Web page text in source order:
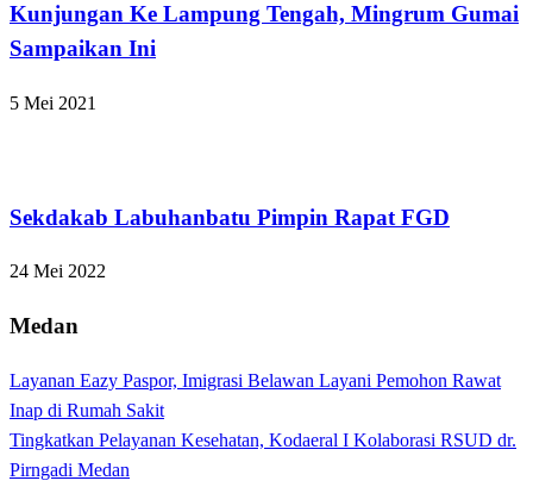
Kunjungan Ke Lampung Tengah, Mingrum Gumai
Sampaikan Ini
5 Mei 2021
Sekdakab Labuhanbatu Pimpin Rapat FGD
24 Mei 2022
Medan
Layanan Eazy Paspor, Imigrasi Belawan Layani Pemohon Rawat
Inap di Rumah Sakit
Tingkatkan Pelayanan Kesehatan, Kodaeral I Kolaborasi RSUD dr.
Pirngadi Medan‎